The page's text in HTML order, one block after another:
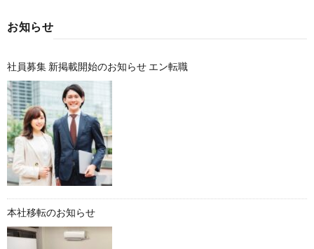
お知らせ
社員募集 新掲載開始のお知らせ エン転職
本社移転のお知らせ